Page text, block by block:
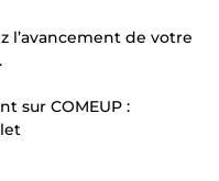
l’avancement de votre
sur COMEUP :